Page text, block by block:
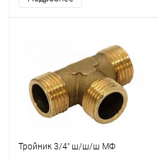
Тройник 3/4" ш/ш/ш МФ